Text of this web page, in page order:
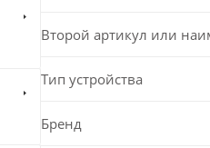
Второй артикул или
Тип устройства
Бренд